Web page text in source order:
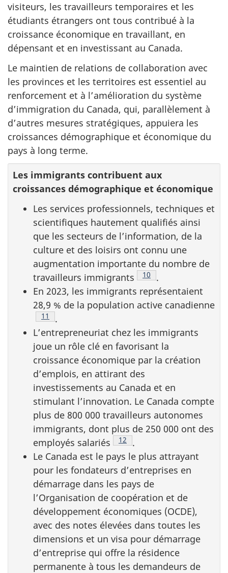
visiteurs, les travailleurs temporaires et les
étudiants étrangers ont tous contribué à la
croissance économique en travaillant, en
dépensant et en investissant au Canada.
Le maintien de relations de collaboration avec
les provinces et les territoires est essentiel au
renforcement et à l’amélioration du système
d’immigration du Canada, qui, parallèlement à
d’autres mesures stratégiques, appuiera les
croissances démographique et économique du
pays à long terme.
Les immigrants contribuent aux
croissances démographique et économique
Les services professionnels, techniques et
scientifiques hautement qualifiés ainsi
que les secteurs de l’information, de la
culture et des loisirs ont connu une
augmentation importante du nombre de
travailleurs immigrants
Note de bas de page
10
.
En 2023, les immigrants représentaient
28,9 % de la population active canadienne
Note de bas de page
11
.
L’entrepreneuriat chez les immigrants
joue un rôle clé en favorisant la
croissance économique par la création
d’emplois, en attirant des
investissements au Canada et en
stimulant l’innovation. Le Canada compte
plus de 800 000 travailleurs autonomes
immigrants, dont plus de 250 000 ont des
employés salariés
Note de bas de page
12
.
Le Canada est le pays le plus attrayant
pour les fondateurs d’entreprises en
démarrage dans les pays de
l’Organisation de coopération et de
développement économiques (OCDE),
avec des notes élevées dans toutes les
dimensions et un visa pour démarrage
d’entreprise qui offre la résidence
permanente à tous les demandeurs de